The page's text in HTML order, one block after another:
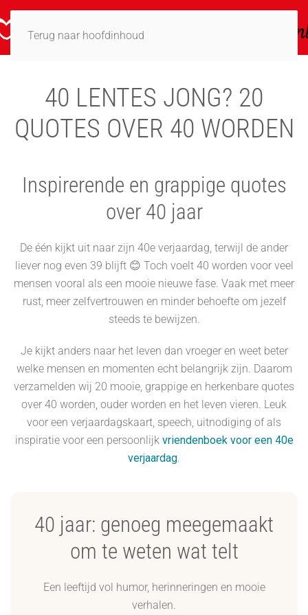
Terug naar hoofdinhoud
40 LENTES JONG? 20
QUOTES OVER 40 WORDEN
Inspirerende en grappige quotes
over 40 jaar
De één kijkt uit naar zijn 40e verjaardag, terwijl de ander
liever nog even 39 blijft 😊 Toch voelt 40 worden voor veel
mensen vooral als een mooie nieuwe fase. Vaak met meer
rust, meer zelfvertrouwen en minder behoefte om jezelf
steeds te bewijzen.
Je kijkt anders naar het leven dan vroeger en weet beter
welke mensen en momenten echt belangrijk zijn. Daarom
verzamelden wij 20 mooie, grappige en herkenbare quotes
over 40 worden, ouder worden en het leven vieren. Leuk
voor een verjaardagskaart, speech, uitnodiging of als
inspiratie voor een persoonlijk vriendenboek voor een 40e
verjaardag.
40 jaar: genoeg meegemaakt
om te weten wat telt
Een leeftijd vol humor, herinneringen en mooie
verhalen.